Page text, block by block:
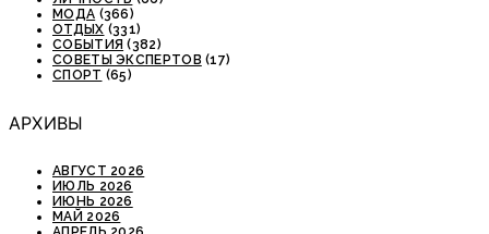
МОДА (366)
ОТДЫХ (331)
СОБЫТИЯ (382)
СОВЕТЫ ЭКСПЕРТОВ (17)
СПОРТ (65)
АРХИВЫ
АВГУСТ 2026
ИЮЛЬ 2026
ИЮНЬ 2026
МАЙ 2026